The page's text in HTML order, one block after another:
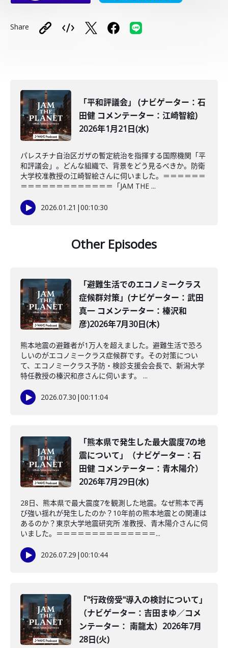
Share
「平和評議会」 (ナビゲーター：石
田健 コメンテーター：江崎智絵)
2026年1月21日(水)
パレスチナ自治区ガザの暫定統治を指揮する国際機関「平
和評議会」。どんな組織で、背景をどう見るべきか。防衛
大学校准教授の江崎智絵さんに伺いました。＝＝＝＝＝＝
＝＝＝＝＝＝＝＝＝＝＝＝＝「JAM THE ...
2026.01.21 |00:10:30
Other Episodes
「避難生活でのエコノミークラス
症候群対策」(ナビゲーター：武田
真一 コメンテーター：榛沢和
彦)2026年7月30日(木)
熊本地震の避難者が1万人を超えました。避難生活で恐ろ
しいのがエコノミークラス症候群です。その対策につい
て、エコノミークラス予防・検診支援会会長で、新潟大学
特任教授の榛沢和彦さんに伺います。 ...
2026.07.30 |00:11:04
「熊本県で発生した最大震度7の地
震について」（ナビゲーター：石
田健 コメンテーター：青木陽介）
2026年7月29日(水)
28日、熊本県で最大震度7を観測した地震。なぜ熊本で再
び強い揺れが発生したのか？10年前の熊本地震との関連は
あるのか？東京大学地震研究所 准教授、青木陽介さんに伺
いました。＝＝＝＝＝＝＝＝＝＝＝＝＝＝...
2026.07.29 |00:10:44
「"行政傍受"導入の検討について」
（ナビゲーター：吉田まゆ／コメ
ンテーター： 南龍太）2026年7月
28日(火)